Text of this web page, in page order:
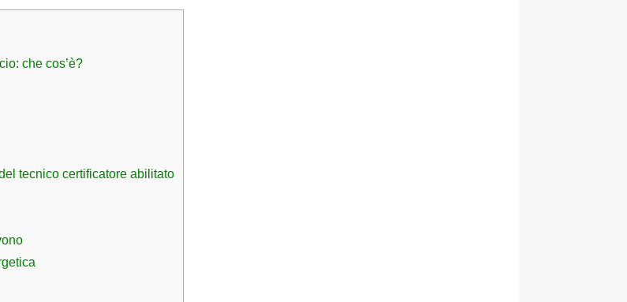
che cos’è?
tecnico certificatore abilitato